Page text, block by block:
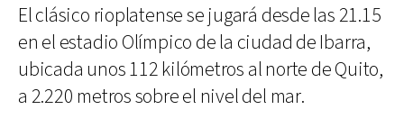
El clásico rioplatense se jugará desde las 21.15
en el estadio Olímpico de la ciudad de Ibarra,
ubicada unos 112 kilómetros al norte de Quito,
a 2.220 metros sobre el nivel del mar.